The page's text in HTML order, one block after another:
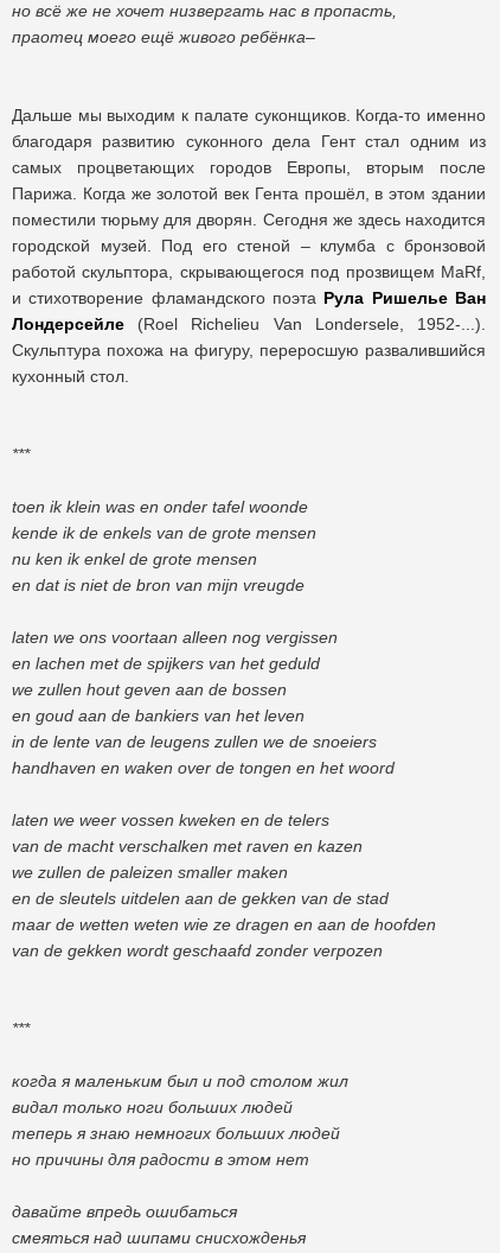
но всё же не хочет низвергать нас в пропасть,
праотец моего ещё живого ребёнка–
Дальше мы выходим к палате суконщиков. Когда-то именно
благодаря развитию суконного дела Гент стал одним из
самых процветающих городов Европы, вторым после
Парижа. Когда же золотой век Гента прошёл, в этом здании
поместили тюрьму для дворян. Сегодня же здесь находится
городской музей. Под его стеной – клумба с бронзовой
работой скульптора, скрывающегося под прозвищем MaRf,
и стихотворение фламандского поэта Рула Ришелье Ван
Лондерсейле (Roel Richelieu Van Londersele, 1952-...).
Скульптура похожа на фигуру, переросшую развалившийся
кухонный стол.
***
toen ik klein was en onder tafel woonde
kende ik de enkels van de grote mensen
nu ken ik enkel de grote mensen
en dat is niet de bron van mijn vreugde
laten we ons voortaan alleen nog vergissen
en lachen met de spijkers van het geduld
we zullen hout geven aan de bossen
en goud aan de bankiers van het leven
in de lente van de leugens zullen we de snoeiers
handhaven en waken over de tongen en het woord
laten we weer vossen kweken en de telers
van de macht verschalken met raven en kazen
we zullen de paleizen smaller maken
en de sleutels uitdelen aan de gekken van de stad
maar de wetten weten wie ze dragen en aan de hoofden
van de gekken wordt geschaafd zonder verpozen
***
когда я маленьким был и под столом жил
видал только ноги больших людей
теперь я знаю немногих больших людей
но причины для радости в этом нет
давайте впредь ошибаться
смеяться над шипами снисхожденья